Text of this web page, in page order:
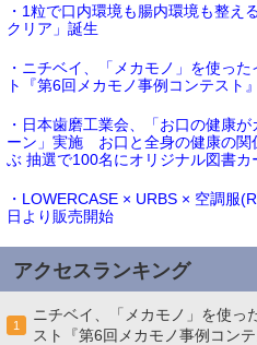
・1粒で口内環境も腸内環境も整え
クリア」誕生
・ニチベイ、「メカモノ」を使っ
ト『第6回メカモノ事例コンテスト
・日本歯磨工業会、「お口の健康
ーン」実施 お口と全身の健康の関
ぶ 抽選で100名にオリジナル図書カ
・LOWERCASE × URBS × 空調
日より販売開始
アクセスランキング
1
ニチベイ、「メカモノ」を使っ
スト『第6回メカモノ事例コン